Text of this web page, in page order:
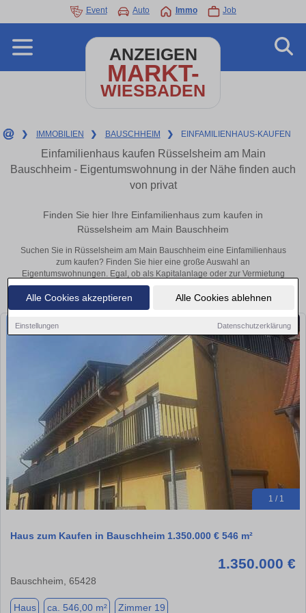
Alle Cookies akzeptieren Alle Cookies ablehnen
Einstellungen Datenschutzerklärung
Event Auto Immo Job
ANZEIGEN
MARKT-
WIESBADEN
❯ IMMOBILIEN ❯ BAUSCHHEIM ❯ EINFAMILIENHAUS-KAUFEN
Einfamilienhaus kaufen Rüsselsheim am Main
Bauschheim - Eigentumswohnung in der Nähe finden auch
von privat
Finden Sie hier Ihre Einfamilienhaus zum kaufen in
Rüsselsheim am Main Bauschheim
Suchen Sie in Rüsselsheim am Main Bauschheim eine Einfamilienhaus
zum kaufen? Finden Sie hier eine große Auswahl an
Eigentumswohnungen. Egal, ob als Kapitalanlage oder zur Vermietung
– hier finden Sie Ihre Immobilie in Rüsselsheim am Main Bauschheim
oder in der Nähe.
1 / 1
Haus zum Kaufen in Bauschheim 1.350.000 € 546 m²
1.350.000 €
Bauschheim, 65428
Haus ca. 546,00 m² Zimmer 19